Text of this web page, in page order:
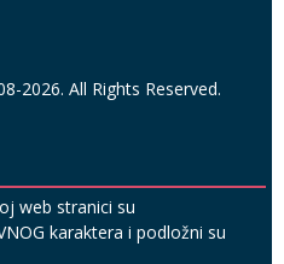
2026. All Rights Reserved.
web stranici su
karaktera i podložni su